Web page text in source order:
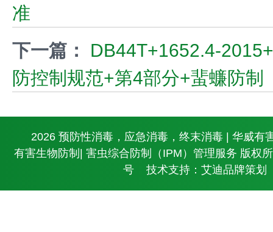
准
下一篇：
DB44T+1652.4-
防控制规范+第4部分+蜚蠊防制
© 2026 预防性消毒，应急消毒，终末消毒 | 华威有
有害生物防制| 害虫综合防制（IPM）管理服务 版权
号
技术支持：艾迪品牌策划